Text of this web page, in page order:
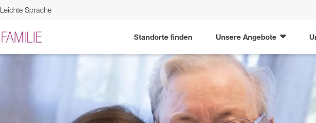
Leichte Sprache
Standorte finden Unsere Angebote